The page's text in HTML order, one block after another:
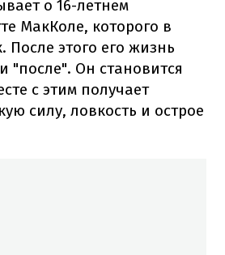
о 16-летнем
МакКоле, которого в
После этого его жизнь
"после". Он становится
с этим получает
силу, ловкость и острое